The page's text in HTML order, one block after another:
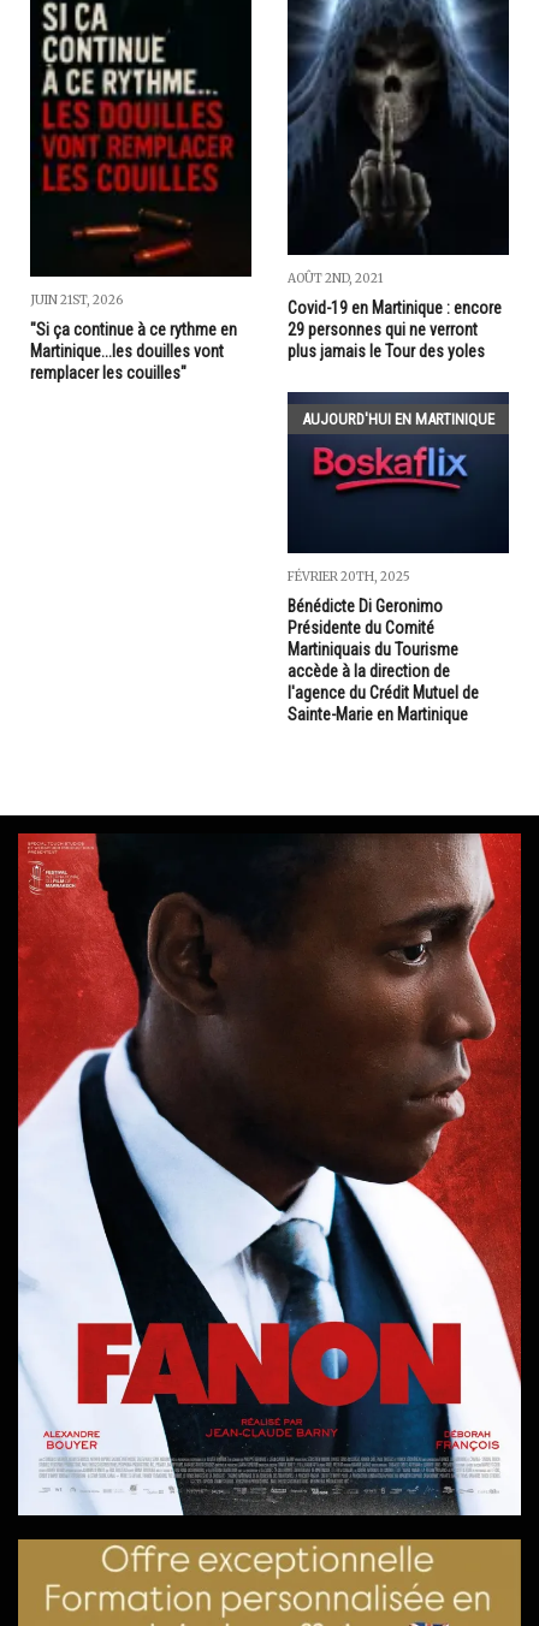
JUIN 21ST, 2026
"Si ça continue à ce rythme en
Martinique...les douilles vont
remplacer les couilles"
AOÛT 2ND, 2021
Covid-19 en Martinique : encore
29 personnes qui ne verront
plus jamais le Tour des yoles
AUJOURD'HUI EN MARTINIQUE
FÉVRIER 20TH, 2025
Bénédicte Di Geronimo
Présidente du Comité
Martiniquais du Tourisme
accède à la direction de
l'agence du Crédit Mutuel de
Sainte-Marie en Martinique